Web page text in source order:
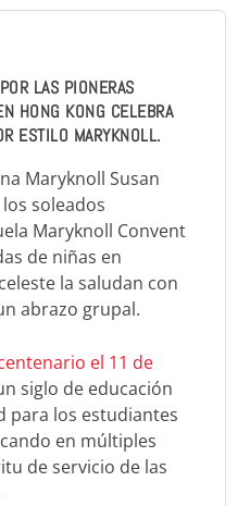
LAS PIONERAS
HONG KONG CELEBRA
ESTILO MARYKNOLL.
Maryknoll Susan
soleados
Maryknoll Convent
de niñas en
la saludan con
abrazo grupal.
el 11 de
siglo de educación
para los estudiantes
en múltiples
de servicio de las